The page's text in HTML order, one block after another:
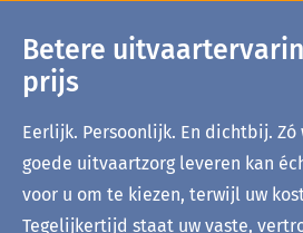
Betere
prijs
Eerlijk. Persoonlijk. En dichtbij. Zó
goede uitvaartzorg leveren kan
voor u om te kiezen, terwijl uw
Tegelijkertijd staat uw vaste,